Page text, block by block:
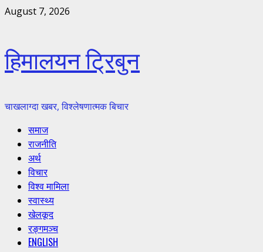
Skip
August 7, 2026
हिमालयन ट्रिबुन
चाखलाग्दा खबर, विश्लेषणात्मक बिचार
Primary
Menu
समाज
राजनीति
अर्थ
विचार
विश्व मामिला
स्वास्थ्य
खेलकूद
रङ्गमञ्च
ENGLISH